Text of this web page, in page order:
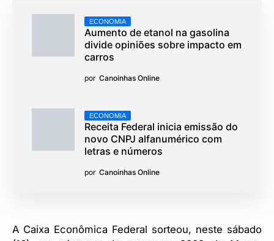
ECONOMIA
Aumento de etanol na gasolina
divide opiniões sobre impacto em
carros
por Canoinhas Online
ECONOMIA
Receita Federal inicia emissão do
novo CNPJ alfanumérico com
letras e números
por Canoinhas Online
A Caixa Econômica Federal sorteou, neste sábado